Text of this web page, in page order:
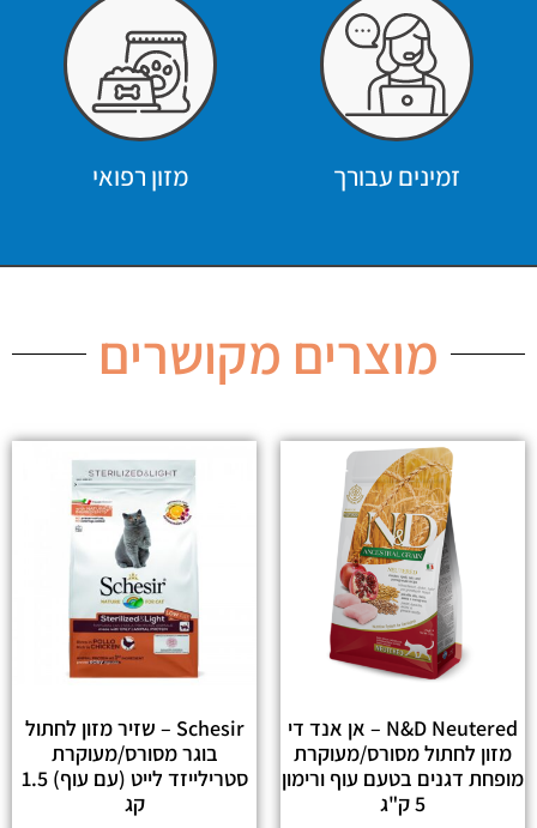
זמינים עבורך מזון רפואי
מוצרים מקושרים
N&D Neutered – אן אנד די
מזון לחתול מסורס/מעוקרת
מופחת דגנים בטעם עוף ורימון
5 ק"ג
Schesir – שזיר מזון לחתול
בוגר מסורס/מעוקרת
סטרילייזד לייט (עם עוף) 1.5
קג